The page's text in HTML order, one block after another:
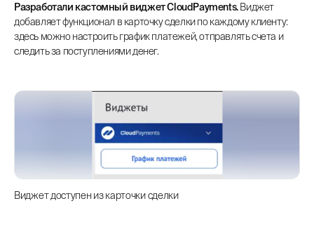
Разработали кастомный виджет CloudPayments.Виджет
добавляет функционал в карточку сделки по каждому клиенту:
здесь можно настроить график платежей, отправлять счета и
следить за поступлениями денег.
Виджет доступен из карточки сделки